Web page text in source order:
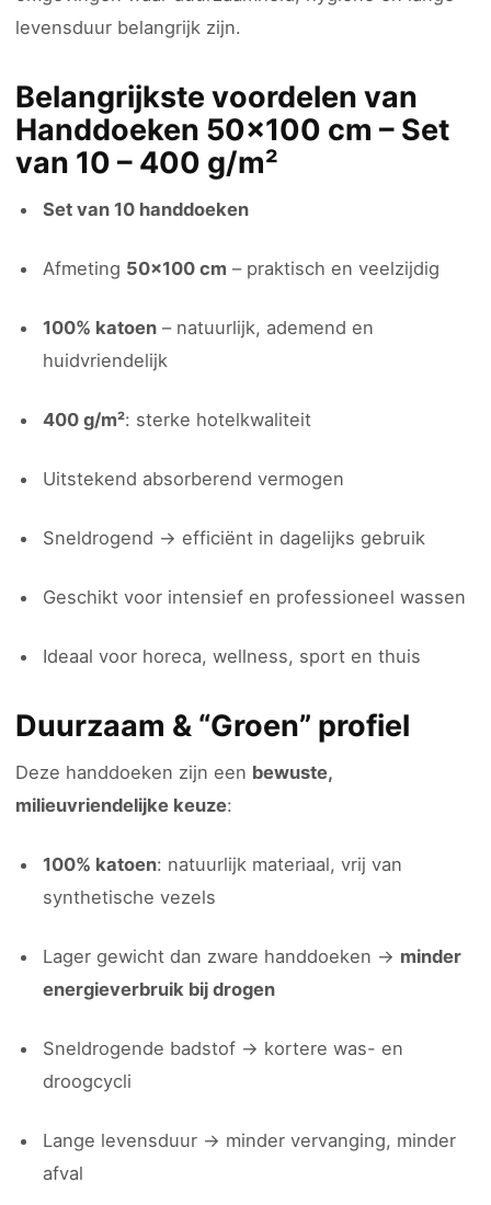
levensduur belangrijk zijn.
Belangrijkste voordelen van
Handdoeken 50×100 cm – Set
van 10 – 400 g/m²
Set van 10 handdoeken
Afmeting 50×100 cm – praktisch en veelzijdig
100% katoen – natuurlijk, ademend en
huidvriendelijk
400 g/m²: sterke hotelkwaliteit
Uitstekend absorberend vermogen
Sneldrogend → efficiënt in dagelijks gebruik
Geschikt voor intensief en professioneel wassen
Ideaal voor horeca, wellness, sport en thuis
Duurzaam & “Groen” profiel
Deze handdoeken zijn een bewuste,
milieuvriendelijke keuze:
100% katoen: natuurlijk materiaal, vrij van
synthetische vezels
Lager gewicht dan zware handdoeken → minder
energieverbruik bij drogen
Sneldrogende badstof → kortere was- en
droogcycli
Lange levensduur → minder vervanging, minder
afval